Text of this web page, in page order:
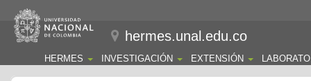
hermes.unal.edu.co
HERMES INVESTIGACIÓN EXTENSIÓN